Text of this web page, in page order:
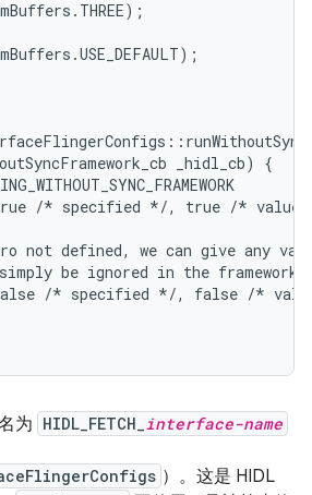
_hidl_cb) {
/* specified */, true /* value
not defined, we can give any
be ignored in the framework
/* specified */, false /*
为 HIDL_FETCH_ interface-name
）。这是 HIDL